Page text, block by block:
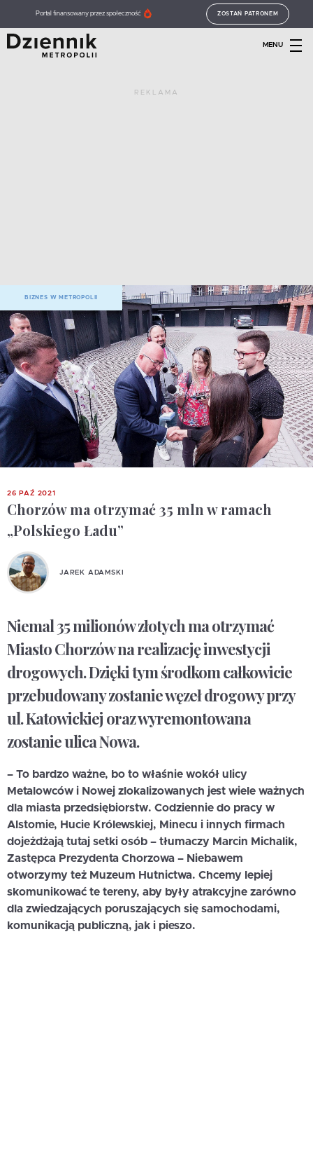
Portal finansowany przez społeczność ZOSTAŃ PATRONEM
MENU
REKLAMA
BIZNES W METROPOLII
26 PAŹ 2021
Chorzów ma otrzymać 35 mln w ramach
„Polskiego Ładu”
JAREK ADAMSKI
Niemal 35 milionów złotych ma otrzymać
Miasto Chorzów na realizację inwestycji
drogowych. Dzięki tym środkom całkowicie
przebudowany zostanie węzeł drogowy przy
ul. Katowickiej oraz wyremontowana
zostanie ulica Nowa.
– To bardzo ważne, bo to właśnie wokół ulicy
Metalowców i Nowej zlokalizowanych jest wiele ważnych
dla miasta przedsiębiorstw. Codziennie do pracy w
Alstomie, Hucie Królewskiej, Minecu i innych firmach
dojeżdżają tutaj setki osób – tłumaczy Marcin Michalik,
Zastępca Prezydenta Chorzowa – Niebawem
otworzymy też Muzeum Hutnictwa. Chcemy lepiej
skomunikować te tereny, aby były atrakcyjne zarówno
dla zwiedzających poruszających się samochodami,
komunikacją publiczną, jak i pieszo.